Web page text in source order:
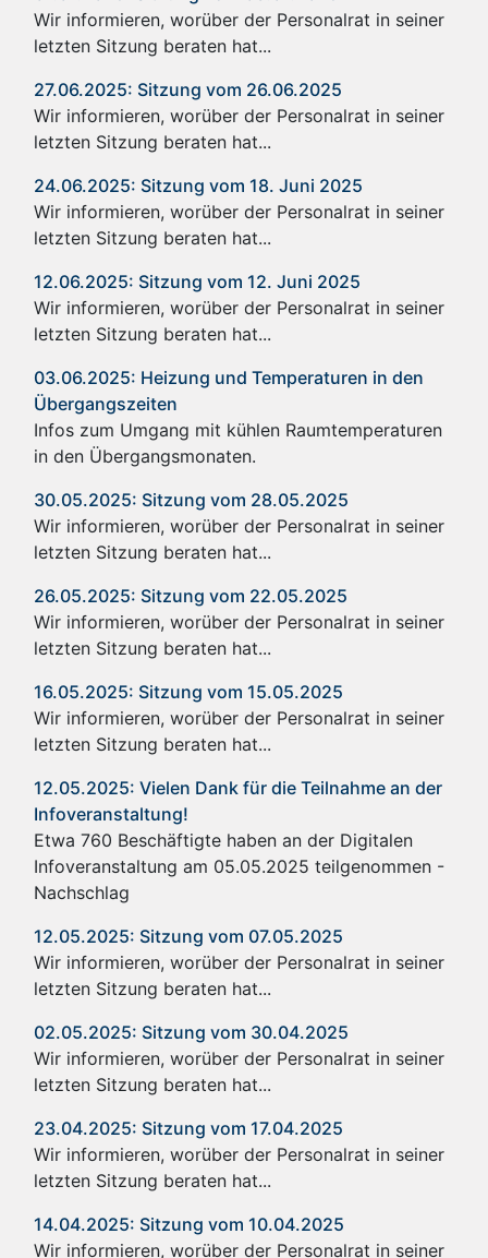
Wir informieren, worüber der Personalrat in seiner
letzten Sitzung beraten hat...
27.06.2025: Sitzung vom 26.06.2025
Wir informieren, worüber der Personalrat in seiner
letzten Sitzung beraten hat...
24.06.2025: Sitzung vom 18. Juni 2025
Wir informieren, worüber der Personalrat in seiner
letzten Sitzung beraten hat...
12.06.2025: Sitzung vom 12. Juni 2025
Wir informieren, worüber der Personalrat in seiner
letzten Sitzung beraten hat...
03.06.2025: Heizung und Temperaturen in den
Übergangszeiten
Infos zum Umgang mit kühlen Raumtemperaturen
in den Übergangsmonaten.
30.05.2025: Sitzung vom 28.05.2025
Wir informieren, worüber der Personalrat in seiner
letzten Sitzung beraten hat...
26.05.2025: Sitzung vom 22.05.2025
Wir informieren, worüber der Personalrat in seiner
letzten Sitzung beraten hat...
16.05.2025: Sitzung vom 15.05.2025
Wir informieren, worüber der Personalrat in seiner
letzten Sitzung beraten hat...
12.05.2025: Vielen Dank für die Teilnahme an der
Infoveranstaltung!
Etwa 760 Beschäftigte haben an der Digitalen
Infoveranstaltung am 05.05.2025 teilgenommen -
Nachschlag
12.05.2025: Sitzung vom 07.05.2025
Wir informieren, worüber der Personalrat in seiner
letzten Sitzung beraten hat...
02.05.2025: Sitzung vom 30.04.2025
Wir informieren, worüber der Personalrat in seiner
letzten Sitzung beraten hat...
23.04.2025: Sitzung vom 17.04.2025
Wir informieren, worüber der Personalrat in seiner
letzten Sitzung beraten hat...
14.04.2025: Sitzung vom 10.04.2025
Wir informieren, worüber der Personalrat in seiner